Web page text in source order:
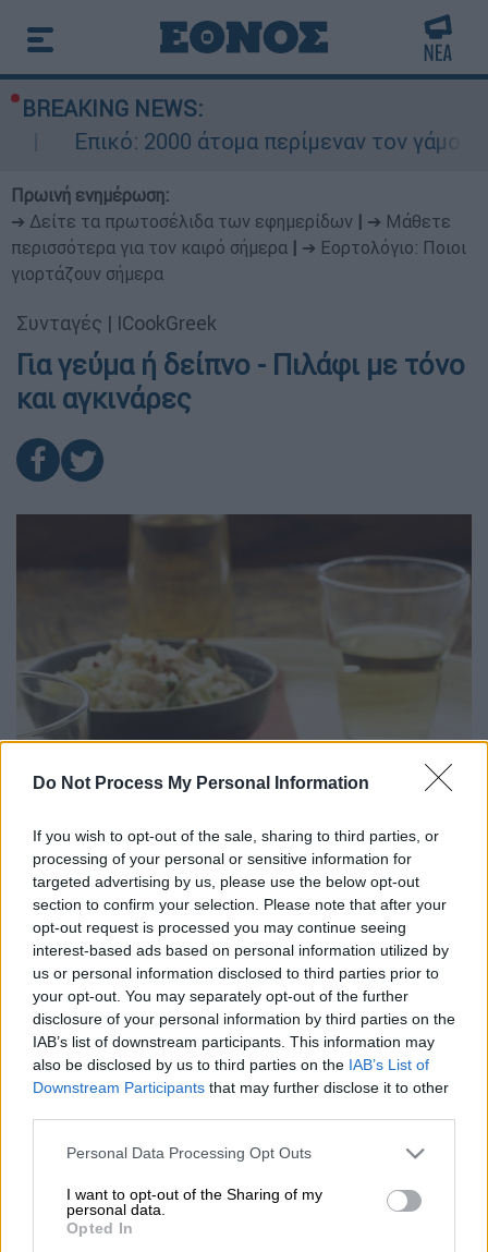
Do Not Process My Personal Information
If you wish to opt-out of the sale, sharing to third parties, or
processing of your personal or sensitive information for
targeted advertising by us, please use the below opt-out
section to confirm your selection. Please note that after your
opt-out request is processed you may continue seeing
interest-based ads based on personal information utilized by
us or personal information disclosed to third parties prior to
your opt-out. You may separately opt-out of the further
disclosure of your personal information by third parties on the
IAB’s list of downstream participants. This information may
also be disclosed by us to third parties on the IAB’s List of
Downstream Participants that may further disclose it to other
Please note that this website/app uses one or more Google
not limited to your visit or usage behaviour. You may click to
grant or deny consent to Google and its third-party tags to
use your data for below specified purposes in below Google
Personal Data Processing Opt Outs
I want to opt-out of the Sharing of my
personal data.
Opted In
BREAKING NEWS:
Επικό: 2000 άτομα περίμεναν τον γάμο
Πρωινή ενημέρωση:
➔ Δείτε τα πρωτοσέλιδα των εφημερίδων
➔ Μάθετε
περισσότερα για τον καιρό σήμερα
➔ Εορτολόγιο: Ποιοι
γιορτάζουν σήμερα
Συνταγές | ICookGreek
Για γεύμα ή δείπνο - Πιλάφι με τόνο
και αγκινάρες
Εικόνα: ICookGreek.com
30' 4
Υλικά
4-5 αγκινάρες καρδιές
300 γρ.